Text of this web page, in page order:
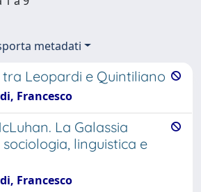
metadati
Leopardi e Quintiliano
Francesco
La Galassia
linguistica e
Francesco